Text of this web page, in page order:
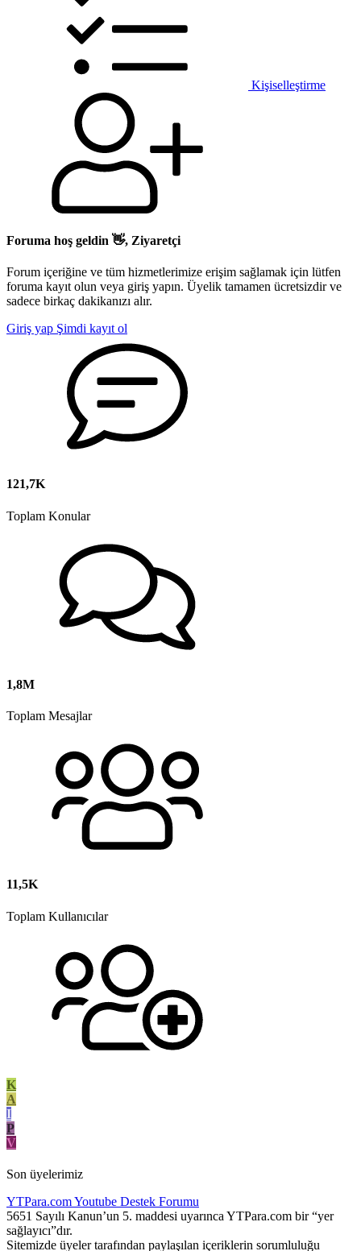
Kişiselleştirme
Foruma hoş geldin 👋, Ziyaretçi
Forum içeriğine ve tüm hizmetlerimize erişim sağlamak için lütfen
foruma kayıt olun veya giriş yapın. Üyelik tamamen ücretsizdir ve
sadece birkaç dakikanızı alır.
Giriş yap Şimdi kayıt ol
121,7K
Toplam Konular
1,8M
Toplam Mesajlar
11,5K
Toplam Kullanıcılar
K
A
I
P
V
Son üyelerimiz
YTPara.comYoutube Destek Forumu
5651 Sayılı Kanun’un 5. maddesi uyarınca YTPara.com bir “yer
sağlayıcı”dır.
Sitemizde üyeler tarafından paylaşılan içeriklerin sorumluluğu